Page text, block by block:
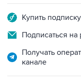
Купить
Подписаться на
Получать
канале